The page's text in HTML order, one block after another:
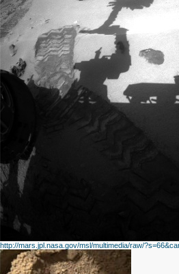
http://mars.jpl.nasa.gov/msl/multimedia/raw/